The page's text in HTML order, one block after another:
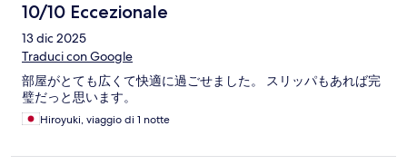
10/10 Eccezionale
13 dic 2025
Traduci con Google
部屋がとても広くて快適に過ごせました。 スリッパもあれば完
璧だっと思います。
Hiroyuki, viaggio di 1 notte